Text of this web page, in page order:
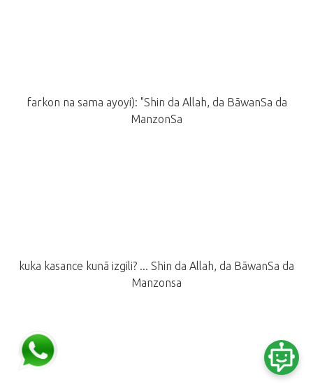
farkon na sama ayoyi): "Shin da Allah, da BãwanSa da
ManzonSa
kuka kasance kunã izgili? ... Shin da Allah, da BãwanSa da
Manzonsa